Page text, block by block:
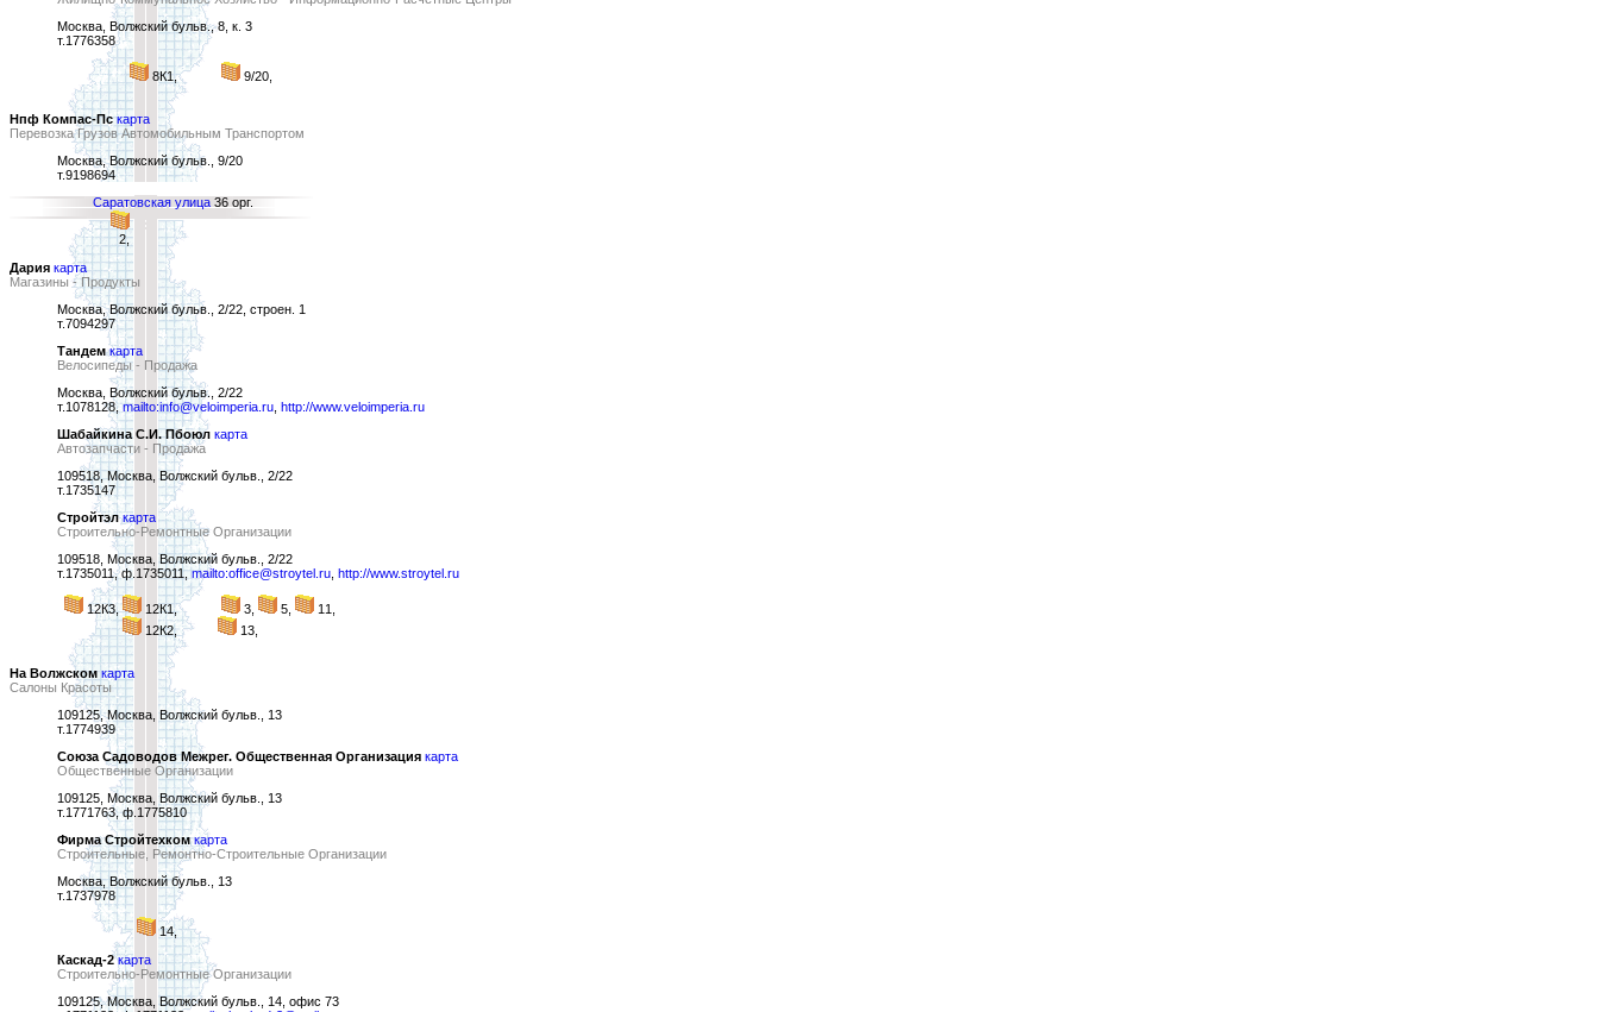
Москва, Волжский бульв., 8, к. 3
т.1776358
8К1, 9/20,
Нпф Компас-Пс карта
Перевозка Грузов Автомобильным Транспортом
Москва, Волжский бульв., 9/20
т.9198694
Саратовская улица 36 орг.
2,
Дария карта
Магазины - Продукты
Москва, Волжский бульв., 2/22, строен. 1
т.7094297
Тандем карта
Велосипеды - Продажа
Москва, Волжский бульв., 2/22
т.1078128,mailto:info@veloimperia.ru http://www.veloimperia.ru
Шабайкина С.И. Пбоюл карта
Автозапчасти - Продажа
109518, Москва, Волжский бульв., 2/22
т.1735147
Стройтэл карта
Строительно-Ремонтные Организации
109518, Москва, Волжский бульв., 2/22
т.1735011, ф.1735011,mailto:office@stroytel.ru http://www.stroytel.ru
12К3,
12К1,
12К2,
3, 5,
11,
13,
На Волжском карта
Салоны Красоты
109125, Москва, Волжский бульв., 13
т.1774939
Союза Садоводов Межрег. Общественная Организация карта
Общественные Организации
109125, Москва, Волжский бульв., 13
т.1771763, ф.1775810
Фирма Стройтехком карта
Строительные, Ремонтно-Строительные Организации
Москва, Волжский бульв., 13
т.1737978
14,
Каскад-2 карта
Строительно-Ремонтные Организации
109125, Москва, Волжский бульв., 14, офис 73